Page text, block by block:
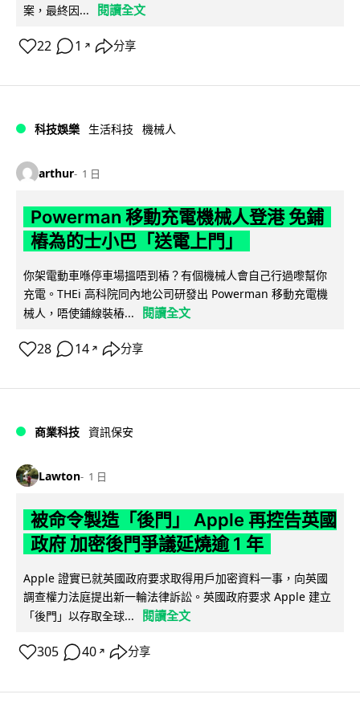
案，最終因...
閱讀全文
22 1 ↗ 分享
科技娛樂 生活科技 機械人
arthur 1 日
Powerman 移動充電機械人登港 免鋪
樁為的士小巴「送電上門」
你架電動車喺停車場搵唔到樁？有個機械人會自己行過嚟幫你
充電。THEi 高科院同內地公司研發出 Powerman 移動充電機
械人，唔使鋪線裝樁...
閱讀全文
28 14 ↗ 分享
商業科技 資訊保安
Lawton 1 日
被命令製造「後門」 Apple 再控告英國
政府 加密後門爭議延燒逾 1 年
Apple 證實已就英國政府要求取得用戶加密資料一事，向英國
調查權力法庭提出新一輪法律訴訟。英國政府要求 Apple 建立
「後門」以存取全球...
閱讀全文
305 40 ↗ 分享